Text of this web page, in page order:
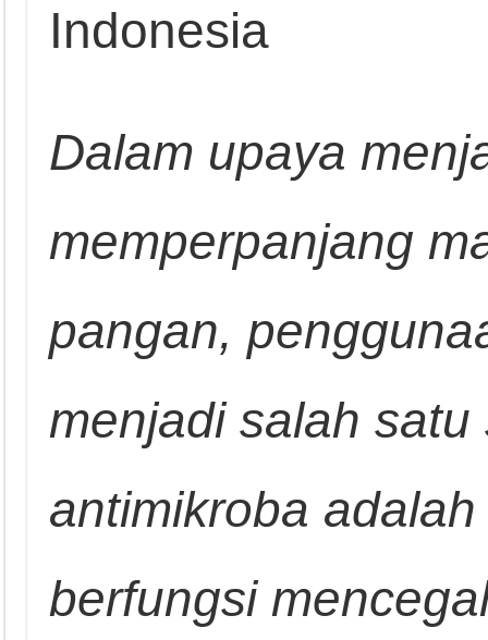
Indonesia
Dalam upaya
memperpanjang
pangan,
menjadi salah
antimikroba
berfungsi